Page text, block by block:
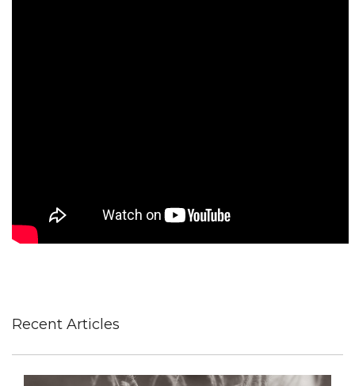
Recent Articles